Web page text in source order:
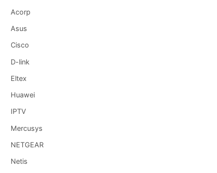
Acorp
Asus
Cisco
D-link
Eltex
Huawei
IPTV
Mercusys
NETGEAR
Netis